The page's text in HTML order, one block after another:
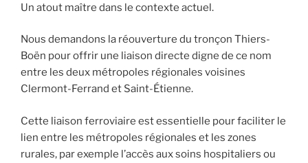
Un atout maître dans le contexte actuel.
Nous demandons la réouverture du tronçon Thiers-
Boën pour offrir une liaison directe digne de ce nom
entre les deux métropoles régionales voisines
Clermont-Ferrand et Saint-Étienne.
Cette liaison ferroviaire est essentielle pour faciliter le
lien entre les métropoles régionales et les zones
rurales, par exemple l’accès aux soins hospitaliers ou